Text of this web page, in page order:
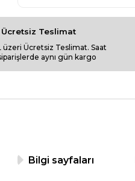
Ücretsiz Teslimat
Ücretsiz Teslimat. Saat
aynı gün kargo
Bilgi sayfaları